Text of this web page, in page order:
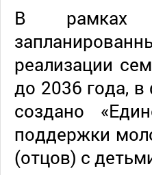
В рамках
реализации
до 2036 года,
создано
поддержки
(отцов) с